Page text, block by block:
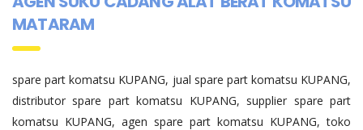
MATARAM
spare part komatsu KUPANG, jual spare part komatsu KUPANG,
distributor spare part komatsu KUPANG, supplier spare part
komatsu KUPANG, agen spare part komatsu KUPANG, toko